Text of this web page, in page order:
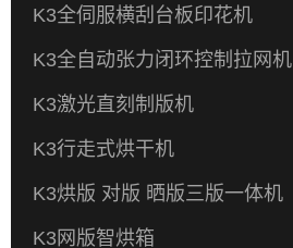
K3全伺服横刮台板印花机
K3全自动张力闭环控制拉网机
K3激光直刻制版机
K3行走式烘干机
K3烘版 对版 晒版三版一体机
K3网版智烘箱